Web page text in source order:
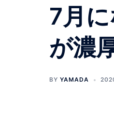
7月
が濃
BY YAMADA